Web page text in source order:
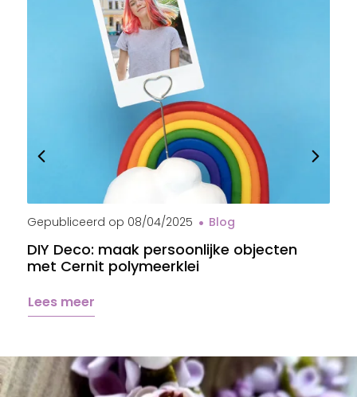
Gepubliceerd op 08/04/2025 Blog
DIY Deco: maak persoonlijke objecten
met Cernit polymeerklei
Lees meer